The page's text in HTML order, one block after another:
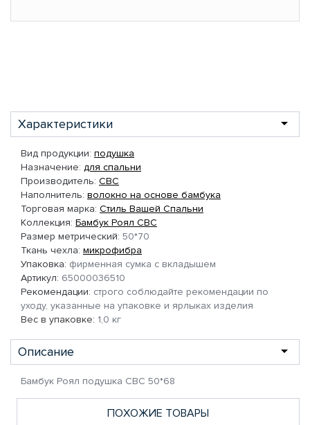
Характеристики
Вид продукции: подушка
Назначение: для спальни
Производитель: СВС
Наполнитель: волокно на основе бамбука
Торговая марка: Стиль Вашей Спальни
Коллекция: Бамбук Роял СВС
Размер метрический: 50*70
Ткань чехла: микрофибра
Упаковка: фирменная сумка с вкладышем
Артикул: 65000036510
Рекомендации: строго соблюдайте рекомендации по
уходу, указанные на упаковке и ярлыках изделия
Вес в упаковке: 1,0 кг
Описание
Бамбук Роял подушка СВС 50*68
ПОХОЖИЕ ТОВАРЫ